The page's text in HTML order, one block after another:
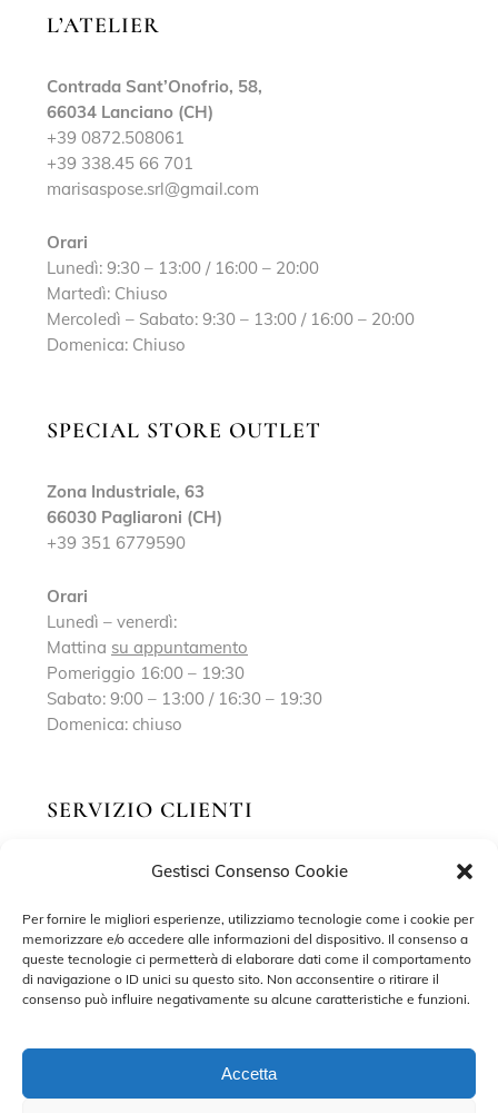
Gestisci Consenso Cookie
Per fornire le migliori esperienze, utilizziamo tecnologie come i cookie per
memorizzare e/o accedere alle informazioni del dispositivo. Il consenso a
queste tecnologie ci permetterà di elaborare dati come il comportamento
di navigazione o ID unici su questo sito. Non acconsentire o ritirare il
consenso può influire negativamente su alcune caratteristiche e funzioni.
Accetta
L’ATELIER
Contrada Sant’Onofrio, 58,
66034 Lanciano (CH)
+39 0872.508061
+39 338.45 66 701
marisaspose.srl@gmail.com
Orari
Lunedì: 9:30 – 13:00 / 16:00 – 20:00
Martedì: Chiuso
Mercoledì – Sabato: 9:30 – 13:00 / 16:00 – 20:00
Domenica: Chiuso
SPECIAL STORE OUTLET
Zona Industriale, 63
66030 Pagliaroni (CH)
+39 351 6779590
Orari
Lunedì – venerdì:
Mattina su appuntamento
Pomeriggio 16:00 – 19:30
Sabato: 9:00 – 13:00 / 16:30 – 19:30
Domenica: chiuso
SERVIZIO CLIENTI
Richiedi un appuntamento
Contatti
Privacy Policy
Cookie Policy